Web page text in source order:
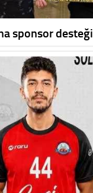
sponsor desteği